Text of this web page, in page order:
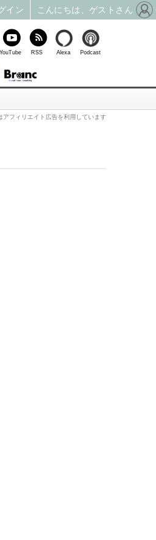
フィリエイト広告を利用しています
YouTube RSS Alexa Podcast
イン こんにちは、ゲストさん